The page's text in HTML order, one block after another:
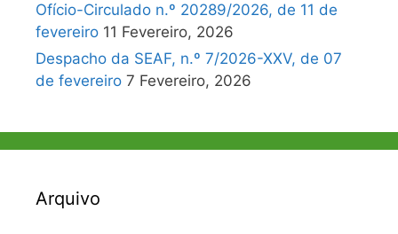
Ofício-Circulado n.º 20289/2026, de 11 de
fevereiro 11 Fevereiro, 2026
Despacho da SEAF, n.º 7/2026-XXV, de 07
de fevereiro 7 Fevereiro, 2026
Arquivo